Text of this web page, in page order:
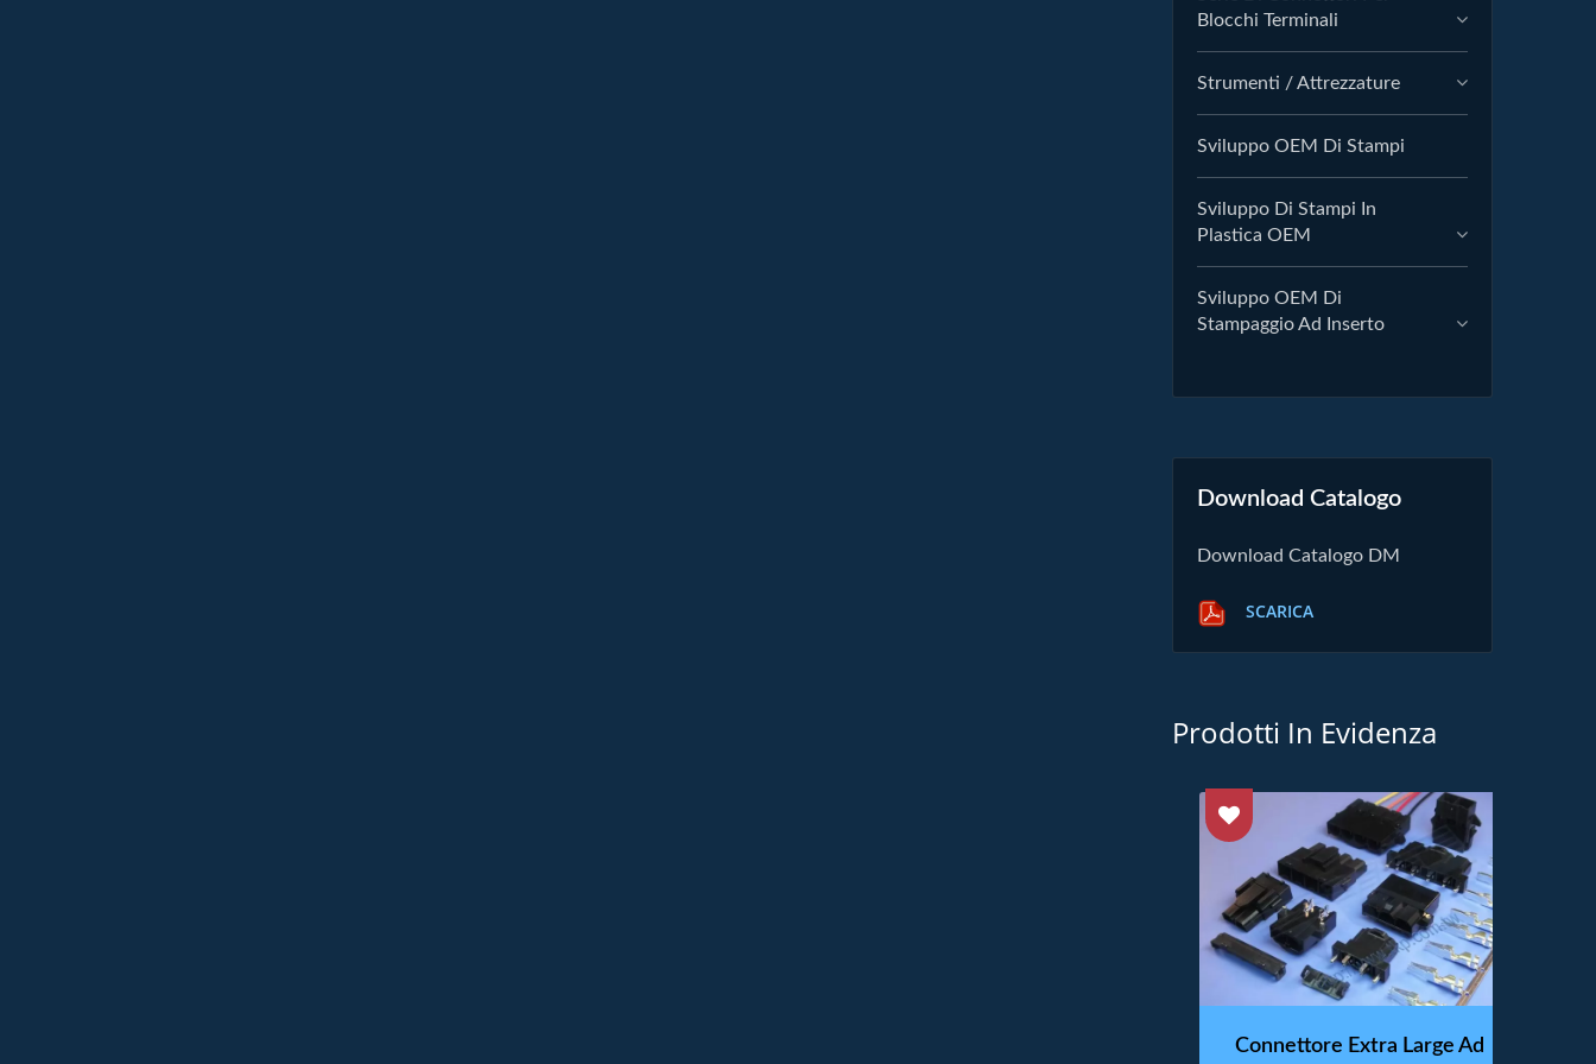
Blocchi Terminali
Strumenti / Attrezzature
Sviluppo OEM Di Stampi
Sviluppo Di Stampi In
Plastica OEM
Sviluppo OEM Di
Stampaggio Ad Inserto
Download Catalogo
Download Catalogo DM
SCARICA
Prodotti In Evidenza
Connettore Extra Large Ad